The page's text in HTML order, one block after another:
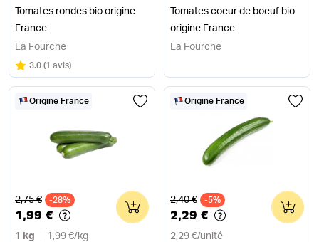
Tomates rondes bio origine
France
La Fourche
Note
3.0 sur 5
(1 avis)
Tomates coeur de boeuf bio
origine France
La Fourche
Origine France
Ancien prix
2,75 € -28%
1,99 €
1 kg 1,99 €/ kg
0
Origine France
Ancien prix
2,40 € -5%
2,29 €
2,29 €/unité
0